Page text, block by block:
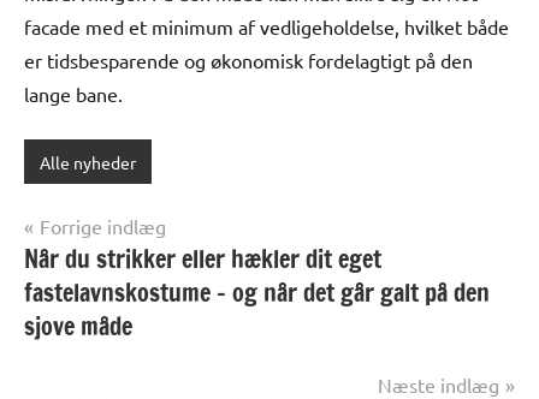
facade med et minimum af vedligeholdelse, hvilket både
er tidsbesparende og økonomisk fordelagtigt på den
lange bane.
Alle nyheder
Indlægsnavigation
Forrige indlæg
Når du strikker eller hækler dit eget
fastelavnskostume – og når det går galt på den
sjove måde
Næste indlæg